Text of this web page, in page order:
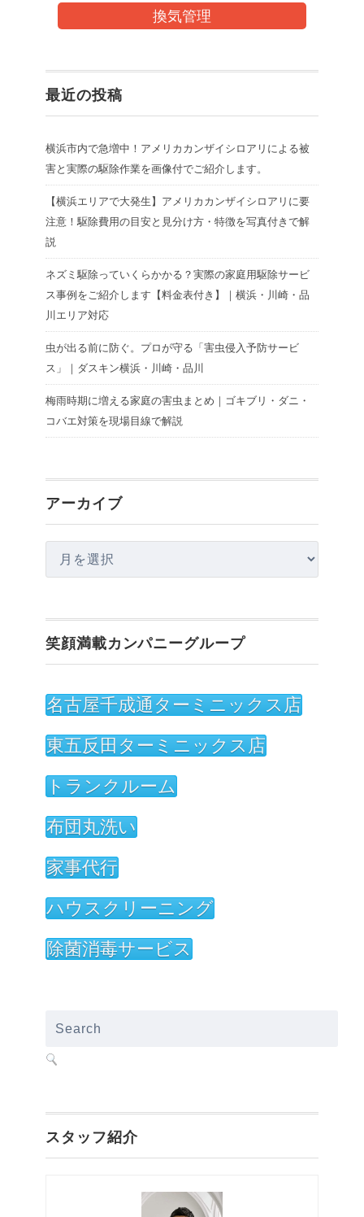
換気管理
最近の投稿
横浜市内で急増中！アメリカカンザイシロアリによる被
害と実際の駆除作業を画像付でご紹介します。
【横浜エリアで大発生】アメリカカンザイシロアリに要
注意！駆除費用の目安と見分け方・特徴を写真付きで解
説
ネズミ駆除っていくらかかる？実際の家庭用駆除サービ
ス事例をご紹介します【料金表付き】｜横浜・川崎・品
川エリア対応
虫が出る前に防ぐ。プロが守る「害虫侵入予防サービ
ス」｜ダスキン横浜・川崎・品川
梅雨時期に増える家庭の害虫まとめ｜ゴキブリ・ダニ・
コバエ対策を現場目線で解説
アーカイブ
ー
イ
ブ
笑顔満載カンパニーグループ
名古屋千成通ターミニックス店
東五反田ターミニックス店
トランクルーム
布団丸洗い
家事代行
ハウスクリーニング
除菌消毒サービス
スタッフ紹介